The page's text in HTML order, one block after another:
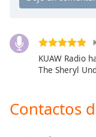
descriptions
off
selected
subtitles
opens
KUAW Radio
The Sheryl
Contactos